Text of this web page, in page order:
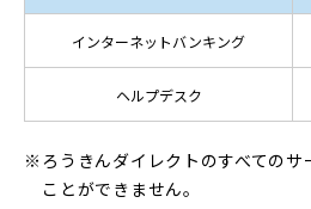
インターネットバンキング
ヘルプデスク
ろうきんダイレクトのすべてのサ
ことができません。